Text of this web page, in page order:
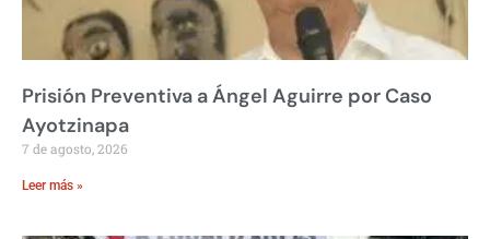
Prisión Preventiva a Ángel Aguirre por Caso
Ayotzinapa
7 de agosto, 2026
Leer más »